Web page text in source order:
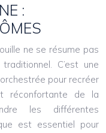
:
ne se résume pas
C’est une
pour recréer
réconfortante de la
les différentes
est essentiel pour